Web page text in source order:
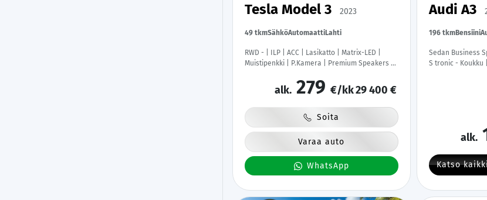
Tesla Model 3 2023
49 tkmSähköAutomaattiLahti
RWD - | ILP | ACC | Lasikatto | Matrix-LED |
Muistipenkki | P.Kamera | Premium Speakers |
| Kahdet renkaat | 2x Latauskaapelit |
alk. 279 €/kk29 400 €
Soita
Varaa auto
WhatsApp
Audi A3
196 tkmBensiini
Sedan Business
S tronic -
alk.
Katso